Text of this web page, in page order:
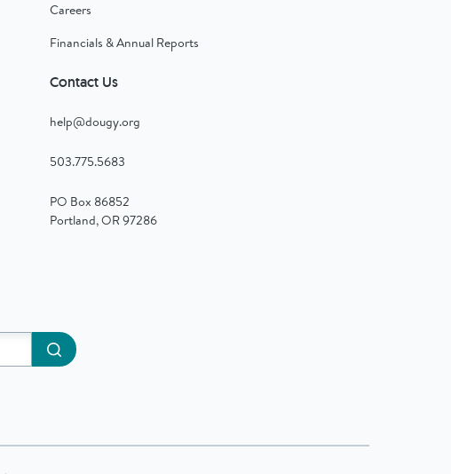
Careers
Financials & Annual Reports
Contact Us
help@dougy.org
503.775.5683
PO Box 86852
Portland, OR 97286
Submit